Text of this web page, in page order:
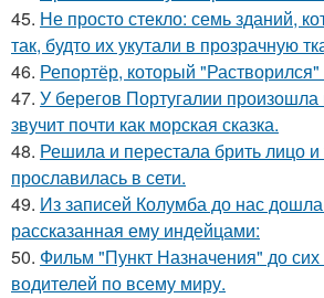
45. Не просто стекло: семь зданий,
так, будто их укутали в прозрачную
46. Репортёр, который "Растворился"
47. У берегов Португалии произошла
звучит почти как морская сказка.
48. Решила и перестала брить лицо и
прославилась в сети.
49. Из записей Колумба до нас
рассказанная ему индейцами:
50. Фильм "Пункт Назначения" до сих
водителей по всему миру.